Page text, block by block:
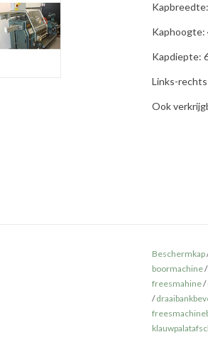
Kaphoogte:
Kapdiepte:
Links-
Ook
Beschermkap
boormachine/
freesmahine/
/